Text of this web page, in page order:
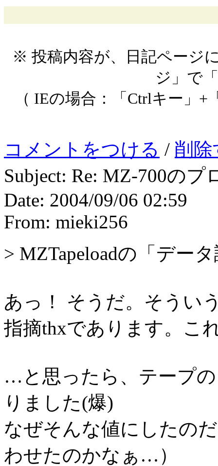
※ 投稿内容が、日記ページ
ジ」で
（ IEの場合：「Ctrlキー」
コメントをつける / 削
Subject: Re: MZ-700の
Date: 2004/09/06 02:59
From: mieki256
> MZTapeloadの「デー
あっ！ そうだ。そうい
指摘thxであります。こ
…と思ったら、テープ
りました(爆)
なぜそんな値にしたの
わせたのかなぁ…）